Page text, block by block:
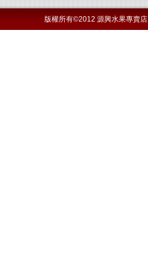
版權所有©2012 源興水果專賣店